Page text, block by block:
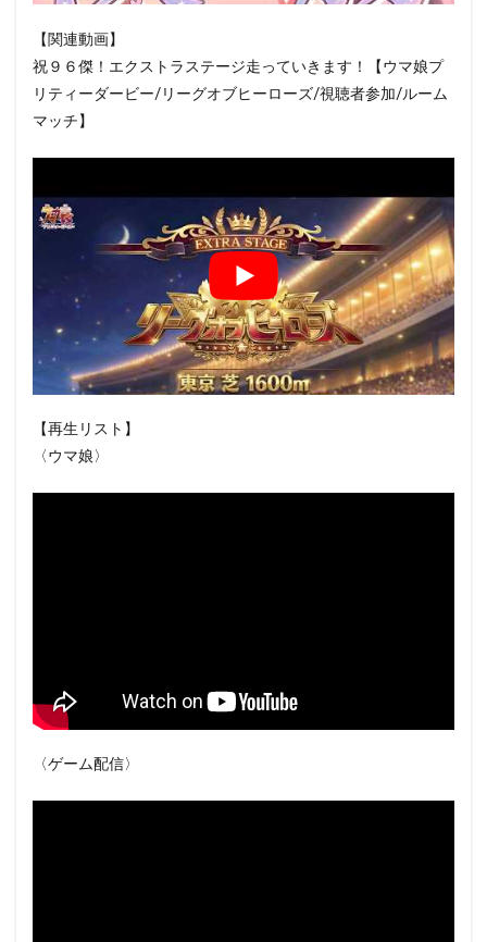
【関連動画】
祝９６傑！エクストラステージ走っていきます！【ウマ娘プ
リティーダービー/リーグオブヒーローズ/視聴者参加/ルーム
マッチ】
【再生リスト】
〈ウマ娘〉
〈ゲーム配信〉